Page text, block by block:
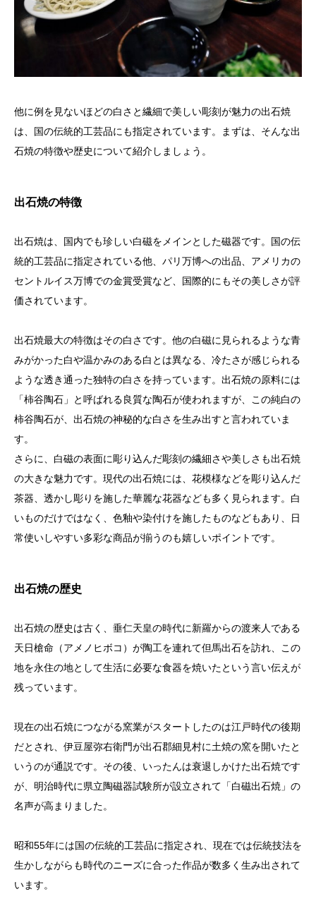
他に例を見ないほどの白さと繊細で美しい彫刻が魅力の出石焼
は、国の伝統的工芸品にも指定されています。まずは、そんな出
石焼の特徴や歴史について紹介しましょう。
出石焼の特徴
出石焼は、国内でも珍しい白磁をメインとした磁器です。国の伝
統的工芸品に指定されている他、パリ万博への出品、アメリカの
セントルイス万博での金賞受賞など、国際的にもその美しさが評
価されています。
出石焼最大の特徴はその白さです。他の白磁に見られるような青
みがかった白や温かみのある白とは異なる、冷たさが感じられる
ような透き通った独特の白さを持っています。出石焼の原料には
「柿谷陶石」と呼ばれる良質な陶石が使われますが、この純白の
柿谷陶石が、出石焼の神秘的な白さを生み出すと言われていま
す。
さらに、白磁の表面に彫り込んだ彫刻の繊細さや美しさも出石焼
の大きな魅力です。現代の出石焼には、花模様などを彫り込んだ
茶器、透かし彫りを施した華麗な花器なども多く見られます。白
いものだけではなく、色釉や染付けを施したものなどもあり、日
常使いしやすい多彩な商品が揃うのも嬉しいポイントです。
出石焼の歴史
出石焼の歴史は古く、垂仁天皇の時代に新羅からの渡来人である
天日槍命（アメノヒボコ）が陶工を連れて但馬出石を訪れ、この
地を永住の地として生活に必要な食器を焼いたという言い伝えが
残っています。
現在の出石焼につながる窯業がスタートしたのは江戸時代の後期
だとされ、伊豆屋弥右衛門が出石郡細見村に土焼の窯を開いたと
いうのが通説です。その後、いったんは衰退しかけた出石焼です
が、明治時代に県立陶磁器試験所が設立されて「白磁出石焼」の
名声が高まりました。
昭和55年には国の伝統的工芸品に指定され、現在では伝統技法を
生かしながらも時代のニーズに合った作品が数多く生み出されて
います。